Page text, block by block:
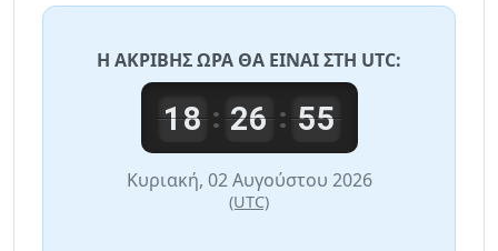
Η ΑΚΡΙΒΉΣ ΏΡΑ ΘΑ ΕΊΝΑΙ ΣΤΗ UTC:
18: 26: 55
Κυριακή, 02 Αυγούστου 2026
(UTC)